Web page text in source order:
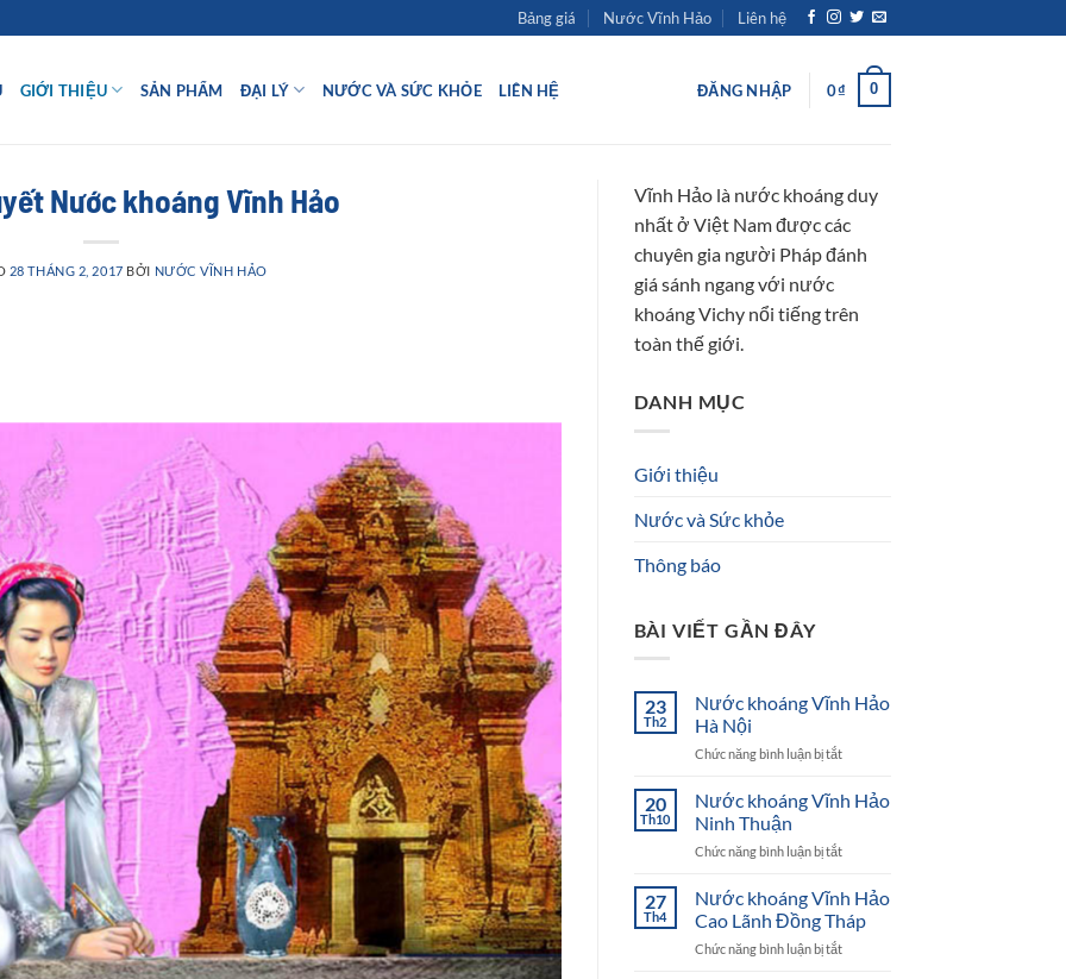
Bảng giá Nước Vĩnh Hảo Liên hệ
GIỚI THIỆU SẢN PHẨM ĐẠI LÝ NƯỚC VÀ SỨC KHỎE LIÊN HỆ ĐĂNG NHẬP 0₫ 0
Nước khoáng Vĩnh Hảo
28 THÁNG 2, 2017 BỞI NƯỚC VĨNH HẢO
Vĩnh Hảo là nước khoáng duy
nhất ở Việt Nam được các
chuyên gia người Pháp đánh
giá sánh ngang với nước
khoáng Vichy nổi tiếng trên
toàn thế giới.
DANH MỤC
Giới thiệu
Nước và Sức khỏe
Thông báo
BÀI VIẾT GẦN ĐÂY
23
Th2
Nước khoáng Vĩnh Hảo
Hà Nội
Chức năng bình luận bị tắtở
khoáng
Hà
20
Th10
Nước khoáng Vĩnh Hảo
Ninh Thuận
Chức năng bình luận bị tắtở
khoáng
Hảo
Ninh
27
Th4
Nước khoáng Vĩnh Hảo
Cao Lãnh Đồng Tháp
Chức năng bình luận bị tắtở